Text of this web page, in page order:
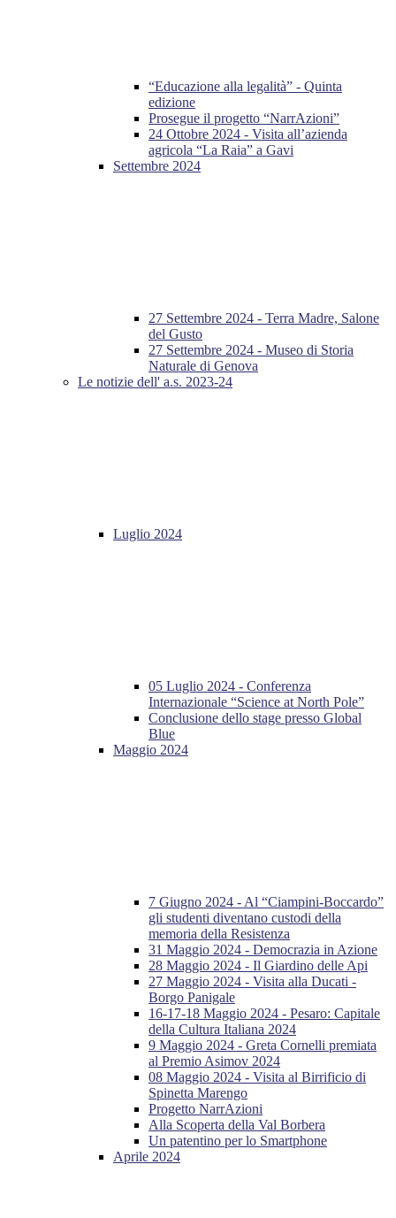
“Educazione alla legalità” - Quinta
edizione
Prosegue il progetto “NarrAzioni”
24 Ottobre 2024 - Visita all’azienda
agricola “La Raia” a Gavi
Settembre 2024
27 Settembre 2024 - Terra Madre, Salone
del Gusto
27 Settembre 2024 - Museo di Storia
Naturale di Genova
Le notizie dell' a.s. 2023-24
Luglio 2024
05 Luglio 2024 - Conferenza
Internazionale “Science at North Pole”
Conclusione dello stage presso Global
Blue
Maggio 2024
7 Giugno 2024 - Al “Ciampini-Boccardo”
gli studenti diventano custodi della
memoria della Resistenza
31 Maggio 2024 - Democrazia in Azione
28 Maggio 2024 - Il Giardino delle Api
27 Maggio 2024 - Visita alla Ducati -
Borgo Panigale
16-17-18 Maggio 2024 - Pesaro: Capitale
della Cultura Italiana 2024
9 Maggio 2024 - Greta Cornelli premiata
al Premio Asimov 2024
08 Maggio 2024 - Visita al Birrificio di
Spinetta Marengo
Progetto NarrAzioni
Alla Scoperta della Val Borbera
Un patentino per lo Smartphone
Aprile 2024